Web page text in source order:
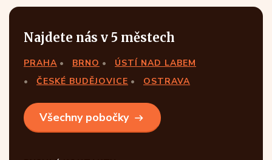
Najdete nás v 5 městech
PRAHA BRNO
ÚSTÍ NAD LABEM
ČESKÉ BUDĚJOVICE
OSTRAVA
Všechny pobočky